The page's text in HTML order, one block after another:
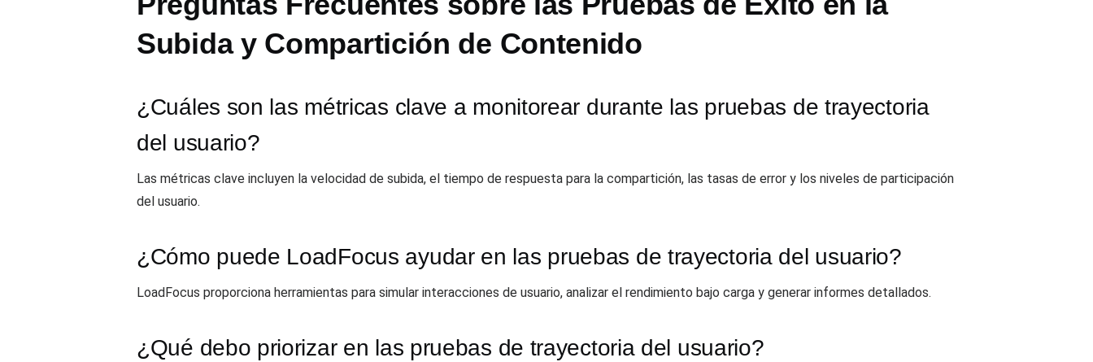
Subida y Compartición de Contenido
¿Cuáles son las métricas clave a monitorear durante las pruebas de trayectoria
del usuario?
Las métricas clave incluyen la velocidad de subida, el tiempo de respuesta para la compartición, las tasas de error y los niveles de participación
del usuario.
¿Cómo puede LoadFocus ayudar en las pruebas de trayectoria del usuario?
LoadFocus proporciona herramientas para simular interacciones de usuario, analizar el rendimiento bajo carga y generar informes detallados.
¿Qué debo priorizar en las pruebas de trayectoria del usuario?